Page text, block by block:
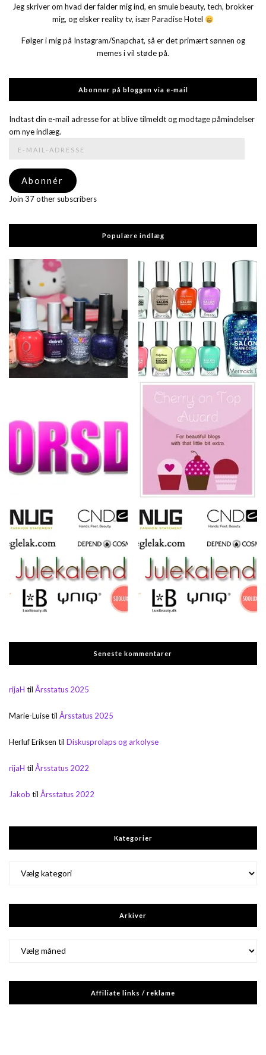
Jeg skriver om hvad der falder mig ind, en smule beauty, tech, brokker
mig, og elsker reality tv, især Paradise Hotel
Følger i mig på Instagram/Snapchat, så er det primært sønnen og
memes i vil støde på.
Abonner på bloggen via e-mail
Indtast din e-mail adresse for at blive tilmeldt og modtage påmindelser
om nye indlæg.
adresse
Abonnér
Join 37 other subscribers
Populære indlæg
Seneste kommentarer
rijaH til Årsstatus 2025
Marie-Luisetil Årsstatus 2025
Herluf Eriksen til Diskusprolaps og arkolyse
rijaH til Årsstatus 2022
Jakob til Årsstatus 2022
Kategorier
Arkiver
Affiliate links / reklame